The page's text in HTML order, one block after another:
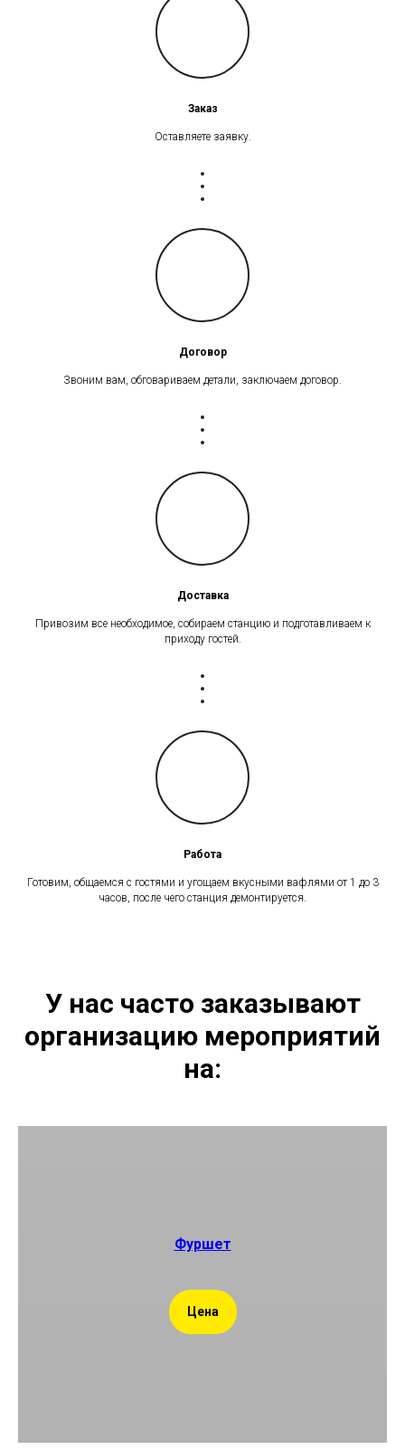
Заказ
Оставляете заявку.
Договор
Звоним вам, обговариваем детали, заключаем договор.
Доставка
Привозим все необходимое, собираем станцию и подготавливаем к
приходу гостей.
Работа
Готовим, общаемся с гостями и угощаем вкусными вафлями от 1 до 3
часов, после чего станция демонтируется.
У нас часто заказывают
организацию мероприятий
на:
Фуршет
Цена